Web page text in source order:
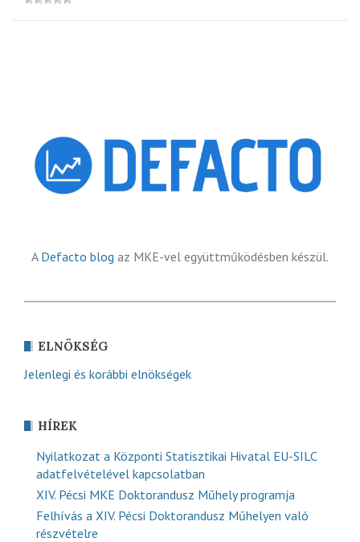
A Defacto blog az MKE-vel együttműködésben készül.
ELNÖKSÉG
Jelenlegi és korábbi elnökségek
HÍREK
Nyilatkozat a Központi Statisztikai Hivatal EU-SILC
adatfelvételével kapcsolatban
XIV. Pécsi MKE Doktorandusz Műhely programja
Felhívás a XIV. Pécsi Doktorandusz Műhelyen való
részvételre